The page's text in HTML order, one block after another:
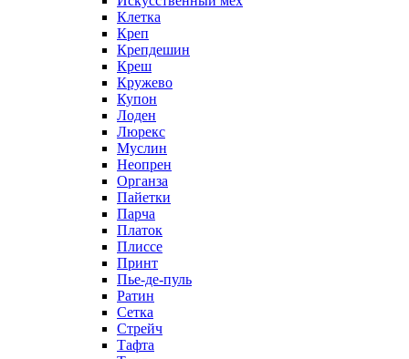
Клетка
Креп
Крепдешин
Креш
Кружево
Купон
Лоден
Люрекс
Муслин
Неопрен
Органза
Пайетки
Парча
Платок
Плиссе
Принт
Пье-де-пуль
Ратин
Сетка
Стрейч
Тафта